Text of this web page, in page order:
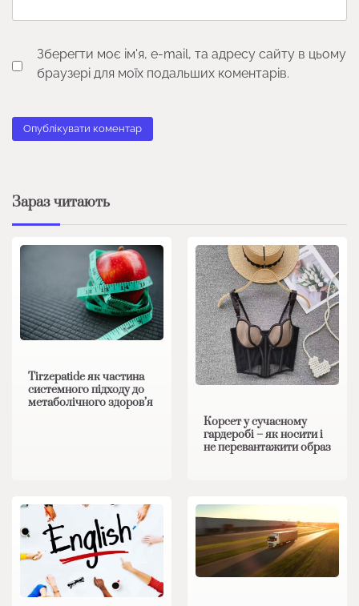
Зберегти моє ім'я, e-mail, та адресу сайту в цьому
браузері для моїх подальших коментарів.
Зараз читають
Tirzepatide як частина
системного підходу до
метаболічного здоров’я
Корсет у сучасному
гардеробі – як носити і
не перевантажити образ